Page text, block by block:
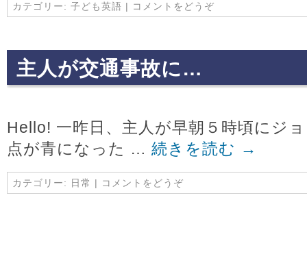
カテゴリー: 子ども英語 | コメントをどうぞ
主人が交通事故に…
Hello! 一昨日、主人が早朝５時頃にジ
点が青になった … 続きを読む →
カテゴリー: 日常 | コメントをどうぞ